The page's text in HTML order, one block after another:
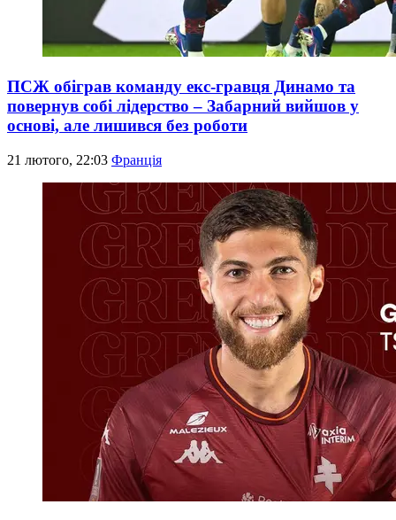
ПСЖ обіграв команду екс-гравця Динамо та
повернув собі лідерство – Забарний вийшов у
основі, але лишився без роботи
21 лютого, 22:03 Франція